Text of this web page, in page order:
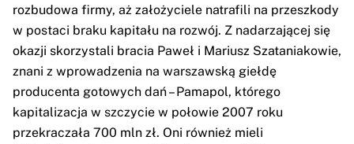
rozbudowa firmy, aż założyciele natrafili na przeszkody
w postaci braku kapitału na rozwój. Z nadarzającej się
okazji skorzystali bracia Paweł i Mariusz Szataniakowie,
znani z wprowadzenia na warszawską giełdę
producenta gotowych dań – Pamapol, którego
kapitalizacja w szczycie w połowie 2007 roku
przekraczała 700 mln zł. Oni również mieli